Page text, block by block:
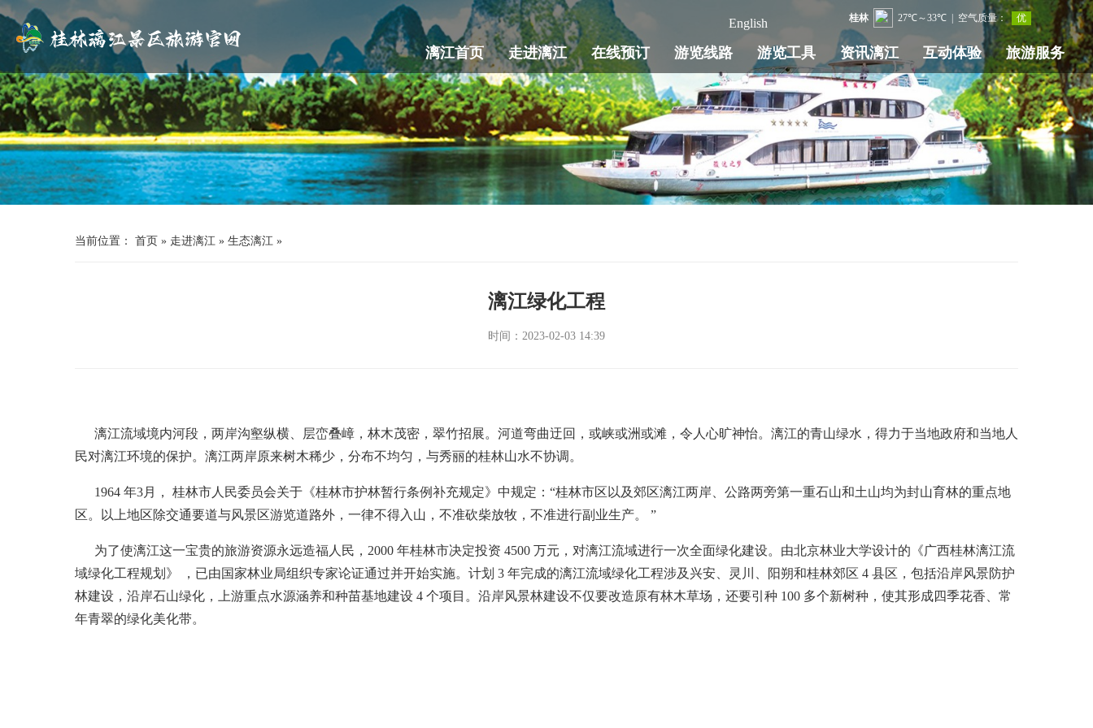
English
漓江首页 走进漓江 在线预订 游览线路 游览工具 资讯漓江 互动体验 旅游服务
当前位置： 首页 » 走进漓江 » 生态漓江 »
漓江绿化工程
时间：2023-02-03 14:39
漓江流域境内河段，两岸沟壑纵横、层峦叠嶂，林木茂密，翠竹招展。河道弯曲迂回，或峡或洲或滩，令人心旷神怡。漓江的青山绿水，得力于当地政府和当地人
民对漓江环境的保护。漓江两岸原来树木稀少，分布不均匀，与秀丽的桂林山水不协调。
1964 年3月， 桂林市人民委员会关于《桂林市护林暂行条例补充规定》中规定：“桂林市区以及郊区漓江两岸、公路两旁第一重石山和土山均为封山育林的重点地
区。以上地区除交通要道与风景区游览道路外，一律不得入山，不准砍柴放牧，不准进行副业生产。 ”
为了使漓江这一宝贵的旅游资源永远造福人民， 2000 年桂林市决定投资 4500 万元，对漓江流域进行一次全面绿化建设。由北京林业大学设计的《广西桂林漓江流
域绿化工程规划》
，已由国家林业局组织专家论证通过并开始实施。计划 3 年完成的漓江流域绿化工程涉及兴安、灵川、阳朔和桂林郊区 4 县区，包括沿岸风景防护
林建设，沿岸石山绿化，上游重点水源涵养和种苗基地建设 4 个项目。沿岸风景林建设不仅要改造原有林木草场，还要引种 100 多个新树种，使其形成四季花香、常
年青翠的绿化美化带。